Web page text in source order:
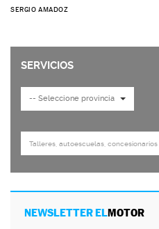
SERGIO AMADOZ
NEWSLETTER ELMOTOR